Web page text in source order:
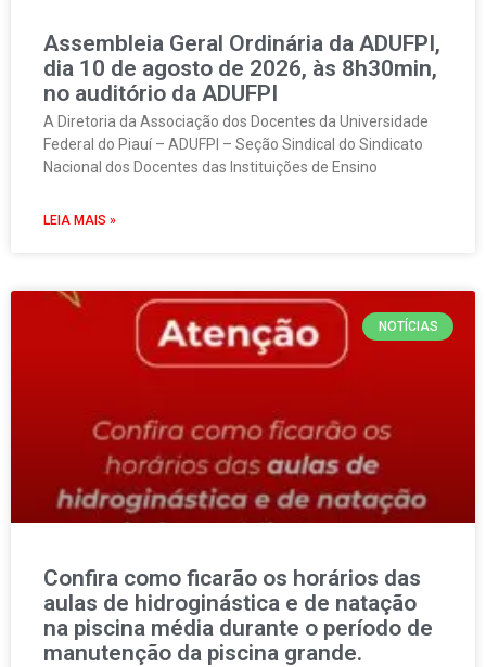
Assembleia Geral Ordinária da ADUFPI,
dia 10 de agosto de 2026, às 8h30min,
no auditório da ADUFPI
A Diretoria da Associação dos Docentes da Universidade
Federal do Piauí – ADUFPI – Seção Sindical do Sindicato
Nacional dos Docentes das Instituições de Ensino
LEIA MAIS »
NOTÍCIAS
Confira como ficarão os horários das
aulas de hidroginástica e de natação
na piscina média durante o período de
manutenção da piscina grande.